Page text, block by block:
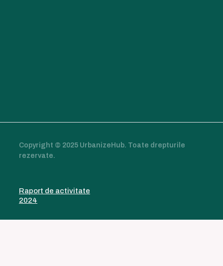
Copyright © 2025 UrbanizeHub. Toate drepturile
rezervate.
Raport de activitate
2024